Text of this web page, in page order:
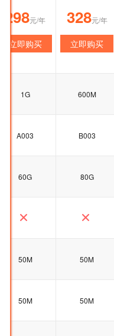
298元/年
立即购买
328元/年
立即购买
1G 600M
A003 B003
60G 80G
50M 50M
50M 50M